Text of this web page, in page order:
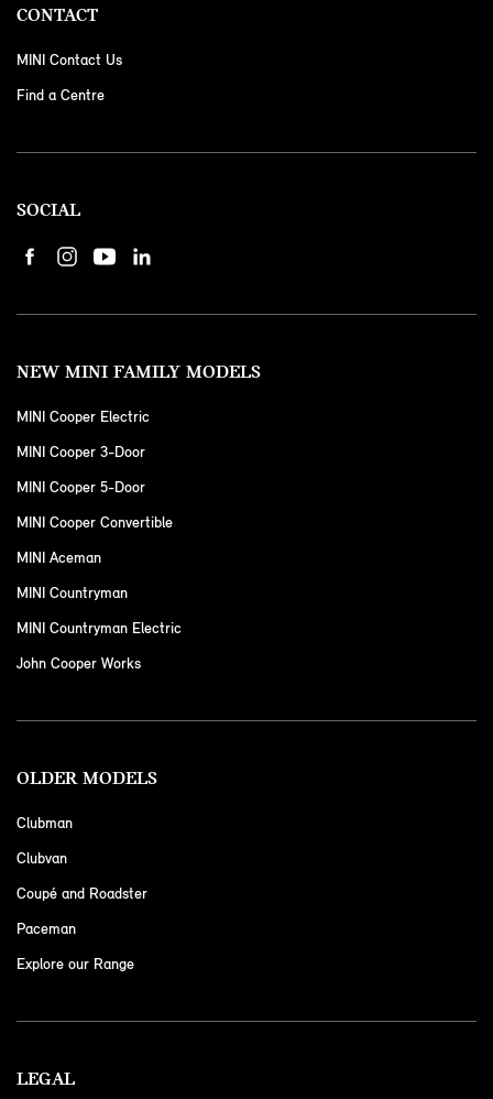
CONTACT
MINI Contact Us
Find a Centre
SOCIAL
NEW MINI FAMILY MODELS
MINI Cooper Electric
MINI Cooper 3-Door
MINI Cooper 5-Door
MINI Cooper Convertible
MINI Aceman
MINI Countryman
MINI Countryman Electric
John Cooper Works
OLDER MODELS
Clubman
Clubvan
Coupé and Roadster
Paceman
Explore our Range
LEGAL